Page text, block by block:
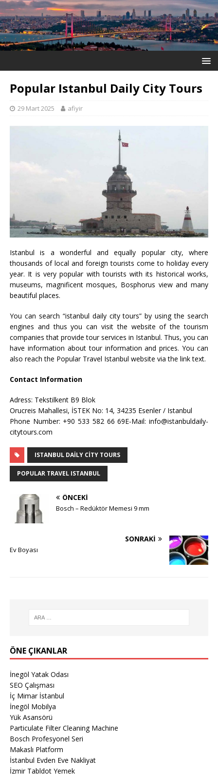
Popular Istanbul Daily City Tours
29 Mart 2025 afiyir
Istanbul is a wonderful and equally popular city, where
thousands of local and foreign tourists come to holiday every
year. It is very popular with tourists with its historical works,
museums, magnificent mosques, Bosphorus view and many
beautiful places.
You can search “istanbul daily city tours” by using the search
engines and thus you can visit the website of the tourism
companies that provide tour services in Istanbul. Thus, you can
have information about tour information and prices. You can
also reach the Popular Travel Istanbul website via the link text.
Contact Information
Adress: Tekstilkent B9 Blok
Orucreis Mahallesi, İSTEK No: 14, 34235 Esenler / Istanbul
Phone Number: +90 533 582 66 69E-Mail: info@istanbuldaily-
citytours.com
ISTANBUL DAILY CITY TOURS
POPULAR TRAVEL ISTANBUL
ÖNCEKI
Bosch – Redüktör Memesi 9 mm
SONRAKI
Ev Boyası
ÖNE ÇIKANLAR
İnegöl Yatak Odası
SEO Çalışması
İç Mimar İstanbul
İnegöl Mobilya
Yük Asansörü
Particulate Filter Cleaning Machine
Bosch Profesyonel Seri
Makaslı Platform
İstanbul Evden Eve Nakliyat
İzmir Tabldot Yemek